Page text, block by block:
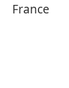
France